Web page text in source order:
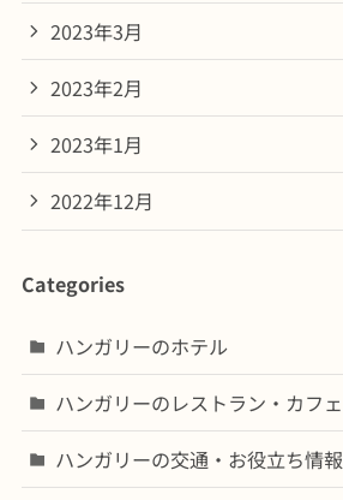
2023年3月
2023年2月
2023年1月
2022年12月
Categories
ハンガリーのホテル
ハンガリーのレストラン・カフェ
ハンガリーの交通・お役立ち情報